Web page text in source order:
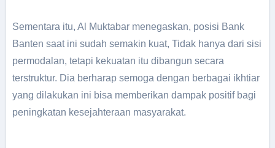
Sementara itu, Al Muktabar menegaskan, posisi Bank
Banten saat ini sudah semakin kuat, Tidak hanya dari sisi
permodalan, tetapi kekuatan itu dibangun secara
terstruktur. Dia berharap semoga dengan berbagai ikhtiar
yang dilakukan ini bisa memberikan dampak positif bagi
peningkatan kesejahteraan masyarakat.